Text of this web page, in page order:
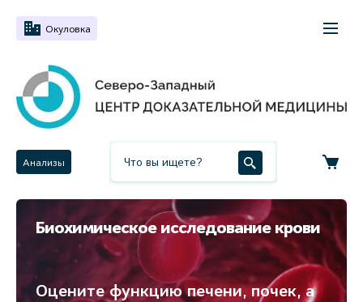
Окуловка
Анализы
Биохимическое исследование крови
Оцените функцию печени, почек, а